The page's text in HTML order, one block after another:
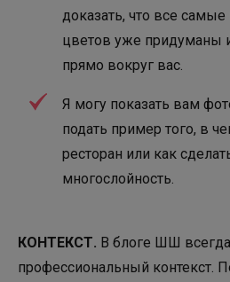
доказать, что все
цветов уже придуманы
прямо вокруг вас.
Я могу показать вам
подать пример того, в
ресторан или как
многослойность.
КОНТЕКСТ. В блоге ШШ
профессиональный контекст.